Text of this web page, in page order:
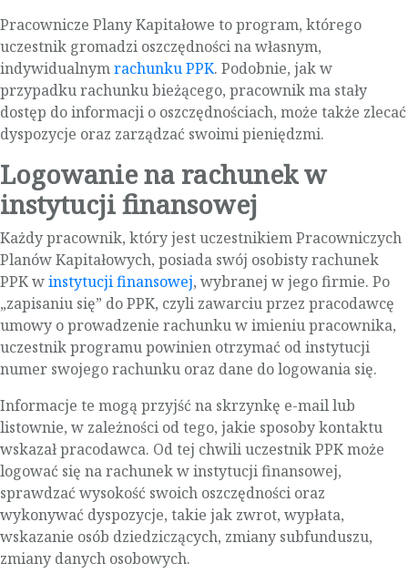
Pracownicze Plany Kapitałowe to program, którego
uczestnik gromadzi oszczędności na własnym,
indywidualnymrachunku PPK. Podobnie, jak w
przypadku rachunku bieżącego, pracownik ma stały
dostęp do informacji o oszczędnościach, może także zlecać
dyspozycje oraz zarządzać swoimi pieniędzmi.
Logowanie na rachunek w
instytucji finansowej
Każdy pracownik, który jest uczestnikiem Pracowniczych
Planów Kapitałowych, posiada swój osobisty rachunek
PPK winstytucji finansowej, wybranej w jego firmie. Po
„zapisaniu się” do PPK, czyli zawarciu przez pracodawcę
umowy o prowadzenie rachunku w imieniu pracownika,
uczestnik programu powinien otrzymać od instytucji
numer swojego rachunku oraz dane do logowania się.
Informacje te mogą przyjść na skrzynkę e-mail lub
listownie, w zależności od tego, jakie sposoby kontaktu
wskazał pracodawca. Od tej chwili uczestnik PPK może
logować się na rachunek w instytucji finansowej,
sprawdzać wysokość swoich oszczędności oraz
wykonywać dyspozycje, takie jak zwrot, wypłata,
wskazanie osób dziedziczących, zmiany subfunduszu,
zmiany danych osobowych.